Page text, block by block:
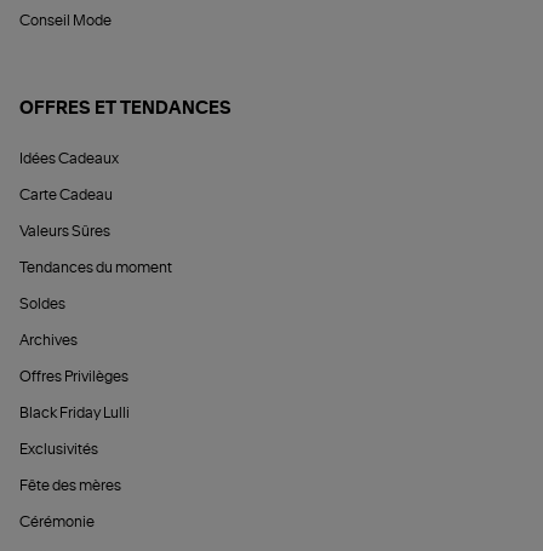
Conseil Mode
OFFRES ET TENDANCES
Idées Cadeaux
Carte Cadeau
Valeurs Sûres
Tendances du moment
Soldes
Archives
Offres Privilèges
Black Friday Lulli
Exclusivités
Fête des mères
Cérémonie